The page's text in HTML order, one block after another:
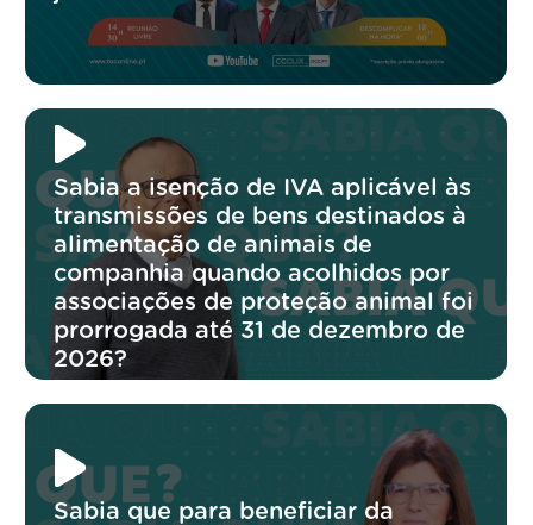
Sabia a isenção de IVA aplicável às
transmissões de bens destinados à
alimentação de animais de
companhia quando acolhidos por
associações de proteção animal foi
prorrogada até 31 de dezembro de
2026?
Sabia que para beneficiar da